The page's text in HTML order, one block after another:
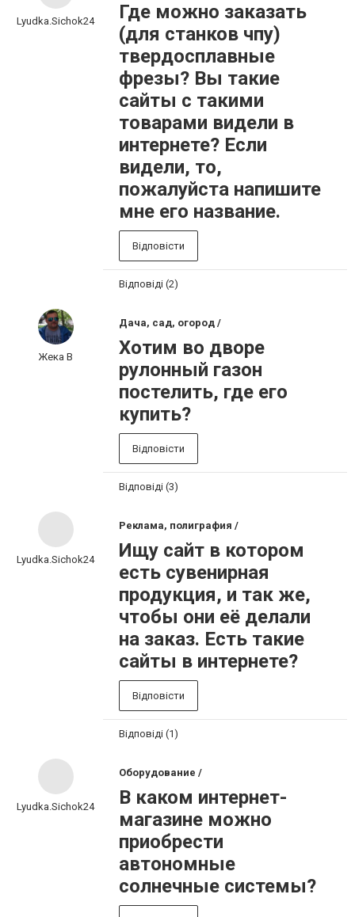
Lyudka.Sichok24
Где можно заказать
(для станков чпу)
твердосплавные
фрезы? Вы такие
сайты с такими
товарами видели в
интернете? Если
видели, то,
пожалуйста напишите
мне его название.
Відповісти
Відповіді (2)
Жека В
Дача, сад, огород /
Хотим во дворе
рулонный газон
постелить, где его
купить?
Відповісти
Відповіді (3)
Lyudka.Sichok24
Реклама, полиграфия /
Ищу сайт в котором
есть сувенирная
продукция, и так же,
чтобы они её делали
на заказ. Есть такие
сайты в интернете?
Відповісти
Відповіді (1)
Lyudka.Sichok24
Оборудование /
В каком интернет-
магазине можно
приобрести
автономные
солнечные системы?